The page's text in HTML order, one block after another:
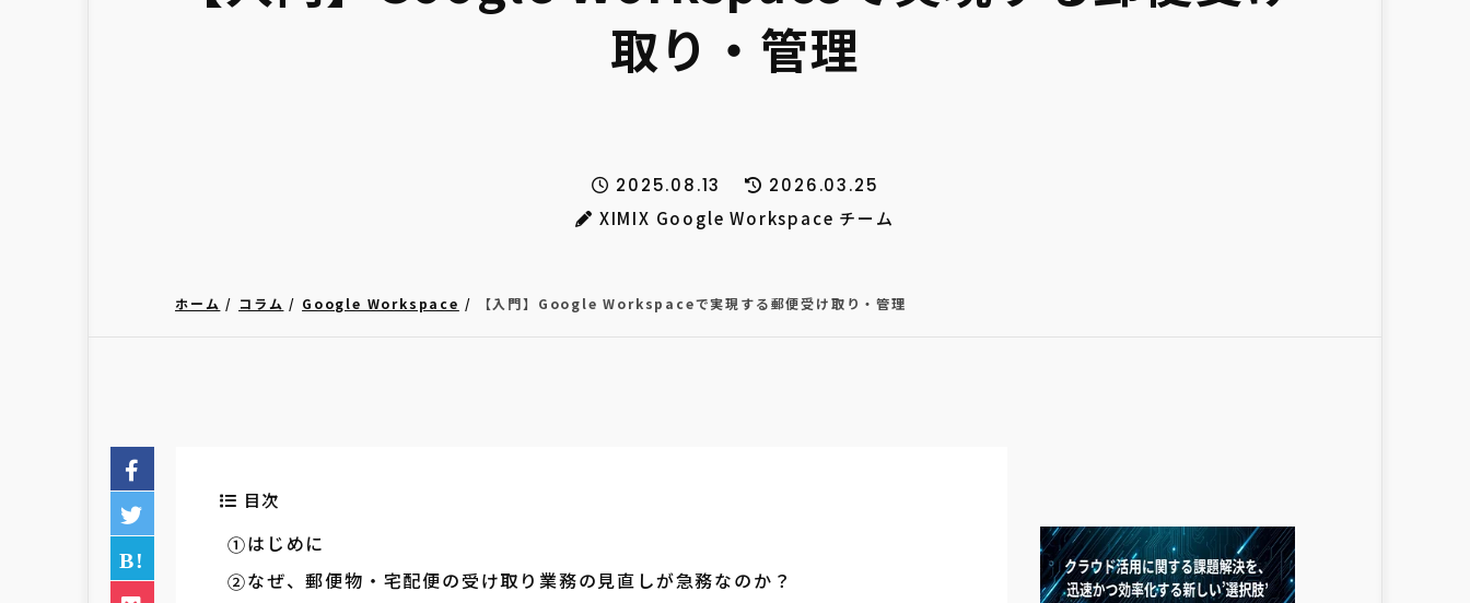
取り・管理
2025.08.13
2026.03.25
XIMIX Google Workspace チーム
ホーム コラム Google Workspace 【入門】Google Workspaceで実現する郵便受け取り・管理
目次
はじめに
なぜ、郵便物・宅配便の受け取り業務の見直しが急務なのか？